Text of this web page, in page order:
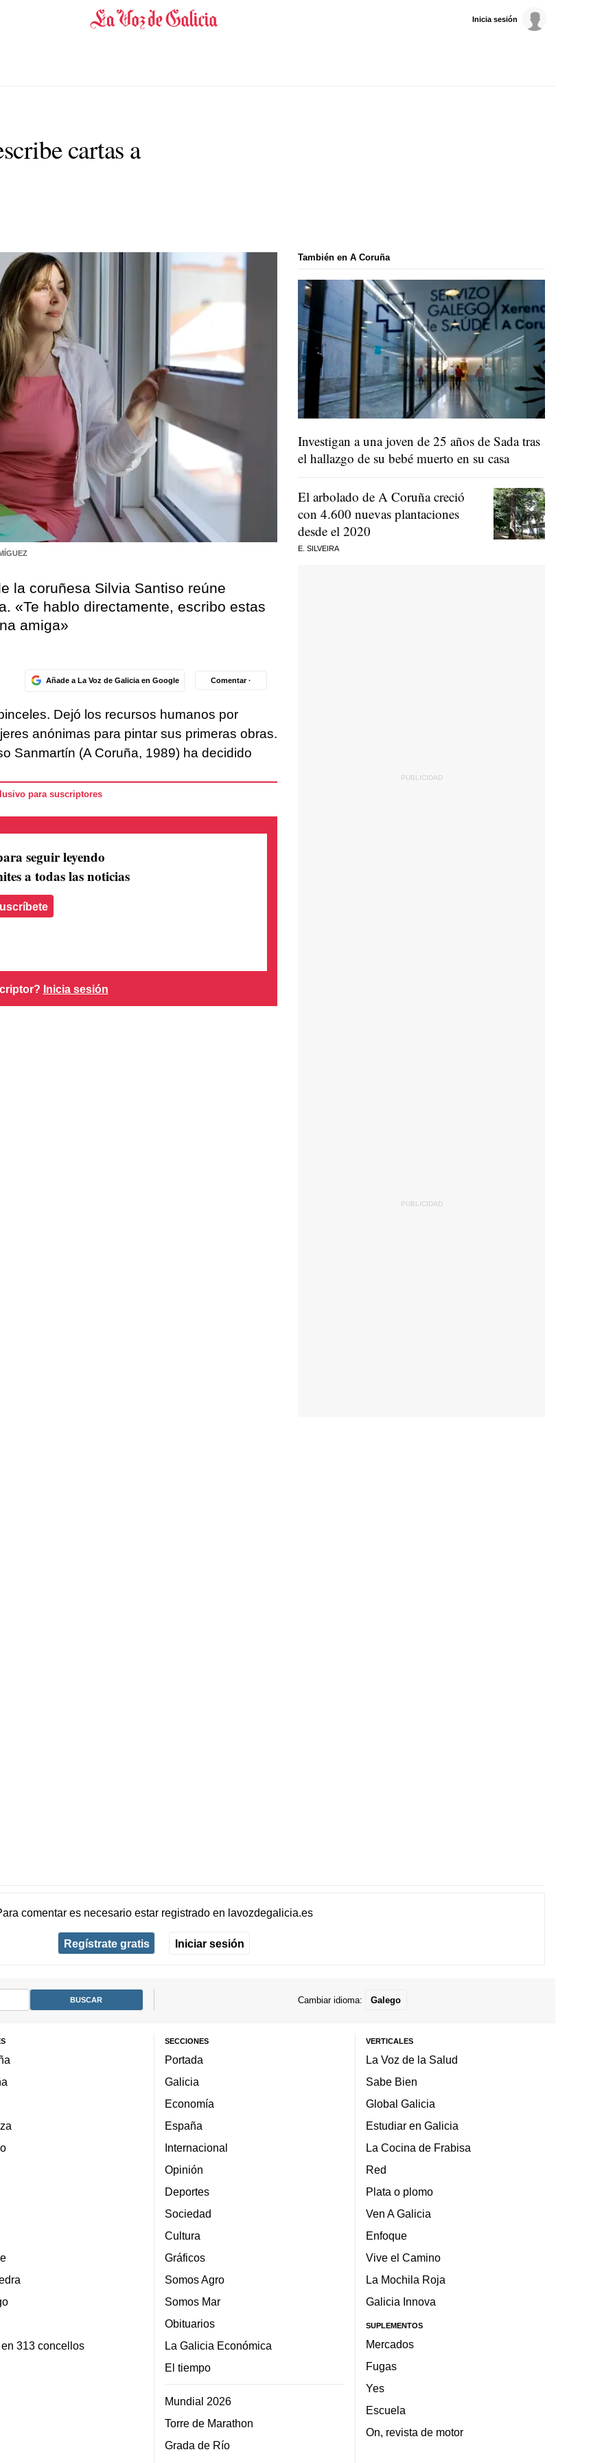
Inicia sesión
cartas a
la coruñesa Silvia Santiso reúne
«Te hablo directamente, escribo estas
amiga»
Añade a La Voz de Galicia en Google Comentar ·
Dejó los recursos humanos por
anónimas para pintar sus primeras obras.
Sanmartín (A Coruña, 1989) ha decidido
para suscriptores
seguir leyendo
a todas las noticias
Inicia sesión
También en A Coruña
Investigan a una joven de 25 años de Sada tras
el hallazgo de su bebé muerto en su casa
El arbolado de A Coruña creció
con 4.600 nuevas plantaciones
desde el 2020
E. SILVEIRA
comentar es necesario estar registradoen lavozdegalicia.es
Regístrate gratis Iniciar sesión
Cambiar idioma: Galego
313 concellos
SECCIONES
Portada
Galicia
Economía
España
Internacional
Opinión
Deportes
Sociedad
Cultura
Gráficos
Somos Agro
Somos Mar
Obituarios
La Galicia Económica
El tiempo
Mundial 2026
Torre de Marathon
Grada de Río
VERTICALES
La Voz de la Salud
Sabe Bien
Global Galicia
Estudiar en Galicia
La Cocina de Frabisa
Red
Plata o plomo
Ven A Galicia
Enfoque
Vive el Camino
La Mochila Roja
Galicia Innova
SUPLEMENTOS
Mercados
Fugas
Yes
Escuela
On, revista de motor